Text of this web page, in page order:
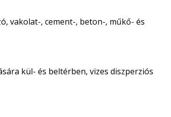
vakolat-, cement-, beton-, műkő- és
kül- és beltérben, vizes diszperziós